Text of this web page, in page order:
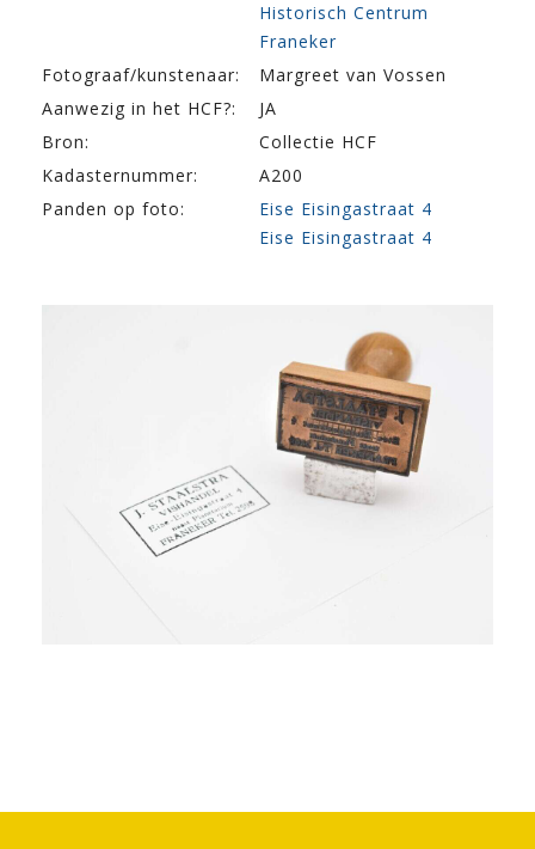
Historisch Centrum
Franeker
Fotograaf/kunstenaar:
Margreet van Vossen
Aanwezig in het HCF?:
JA
Bron:
Collectie HCF
Kadasternummer:
A200
Panden op foto:
Eise Eisingastraat 4
Eise Eisingastraat 4